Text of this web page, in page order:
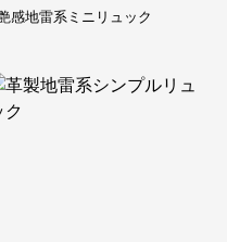
感地雷系ミニリュック